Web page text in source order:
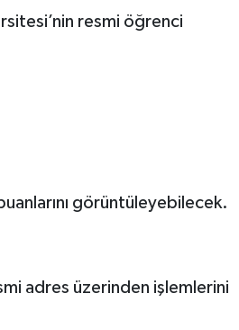
resmi öğrenci
görüntüleyebilecek.
adres üzerinden işlemlerini